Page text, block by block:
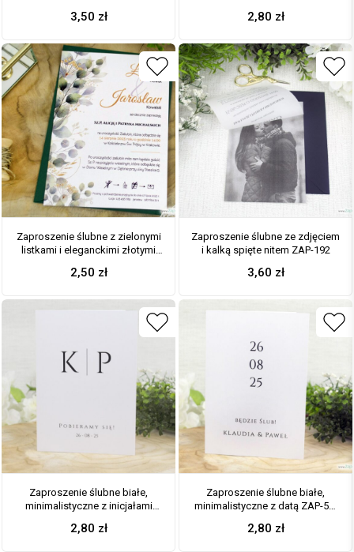
3,50 zł 2,80 zł
Zaproszenie ślubne z zielonymi
listkami i eleganckimi złotymi
2,50 zł
Zaproszenie ślubne ze zdjęciem
i kalką spięte nitem ZAP-192
3,60 zł
Zaproszenie ślubne białe,
minimalistyczne z inicjałami
2,80 zł
Zaproszenie ślubne białe,
minimalistyczne z datą ZAP-50-
2,80 zł